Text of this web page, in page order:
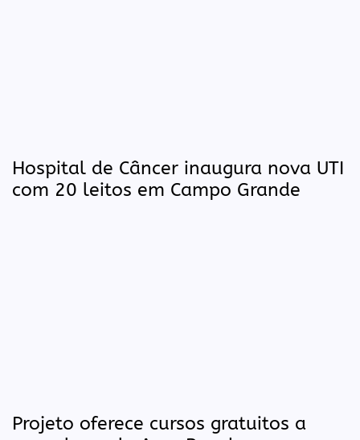
Hospital de Câncer inaugura nova UTI
com 20 leitos em Campo Grande
Projeto oferece cursos gratuitos a